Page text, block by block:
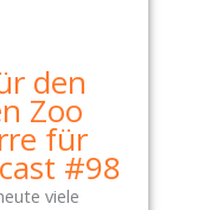
den
Zoo
für
#98
viele